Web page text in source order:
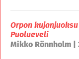
Orpon
Puolueveli
Mikko Rönnholm |